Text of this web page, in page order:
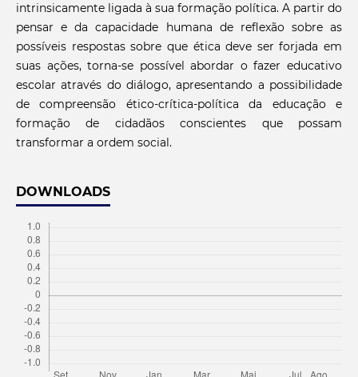
intrinsicamente ligada à sua formação política. A partir do
pensar e da capacidade humana de reflexão sobre as
possíveis respostas sobre que ética deve ser forjada em
suas ações, torna-se possível abordar o fazer educativo
escolar através do diálogo, apresentando a possibilidade
de compreensão ético-crítica-política da educação e
formação de cidadãos conscientes que possam
transformar a ordem social.
DOWNLOADS